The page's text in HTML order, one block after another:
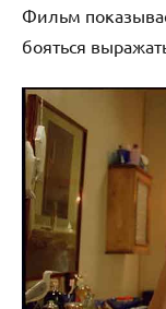
Фильм
бояться